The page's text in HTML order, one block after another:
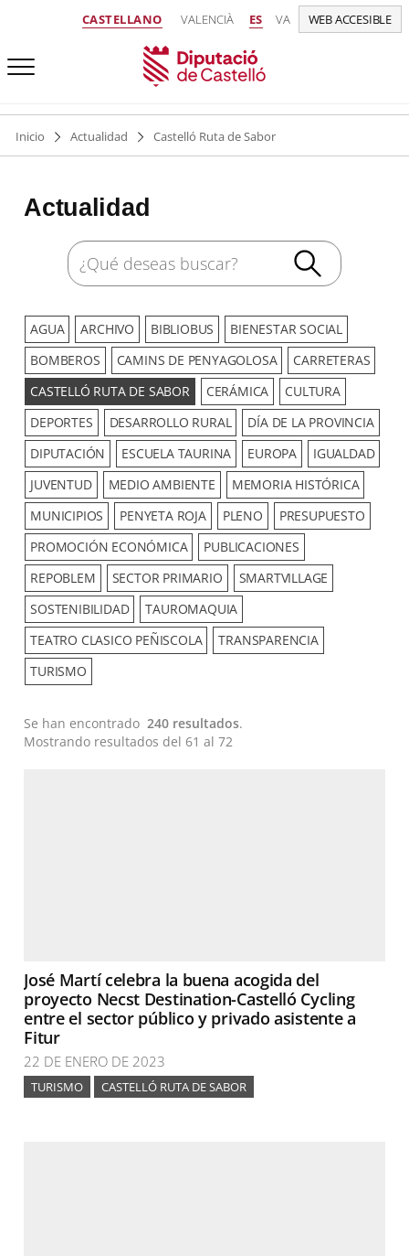
CASTELLANO VALENCIÀ ES VA WEB ACCESIBLE
Inicio Actualidad Castelló Ruta de Sabor
Actualidad
AGUA ARCHIVO BIBLIOBUS
BIENESTAR SOCIAL
BOMBEROS
CAMINS DE PENYAGOLOSA
CARRETERAS
CASTELLÓ RUTA DE SABOR
CERÁMICA
CULTURA
DEPORTES
DESARROLLO RURAL
DÍA DE LA PROVINCIA
DIPUTACIÓN
ESCUELA TAURINA EUROPA
IGUALDAD
JUVENTUD
MEDIO AMBIENTE
MEMORIA HISTÓRICA
MUNICIPIOS
PENYETA ROJA PLENO
PRESUPUESTO
PROMOCIÓN ECONÓMICA
PUBLICACIONES
REPOBLEM
SECTOR PRIMARIO
SMARTVILLAGE
SOSTENIBILIDAD
TAUROMAQUIA
TEATRO CLASICO PEÑISCOLA
TRANSPARENCIA
TURISMO
Se han encontrado240 resultados.
Mostrando resultados del 61 al 72
José Martí celebra la buena acogida del
proyecto Necst Destination-Castelló Cycling
entre el sector público y privado asistente a
Fitur
22 DE ENERO DE 2023
TURISMO CASTELLÓ RUTA DE SABOR